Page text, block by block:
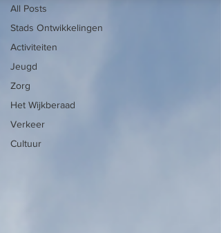
All Posts
Stads Ontwikkelingen
Activiteiten
Jeugd
Zorg
Het Wijkberaad
Verkeer
Cultuur